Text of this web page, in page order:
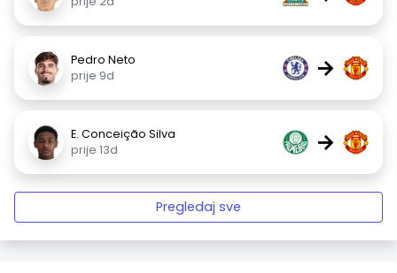
Pedro Neto
prije 9d
→
E. Conceição Silva
prije 13d
→
Pregledaj sve